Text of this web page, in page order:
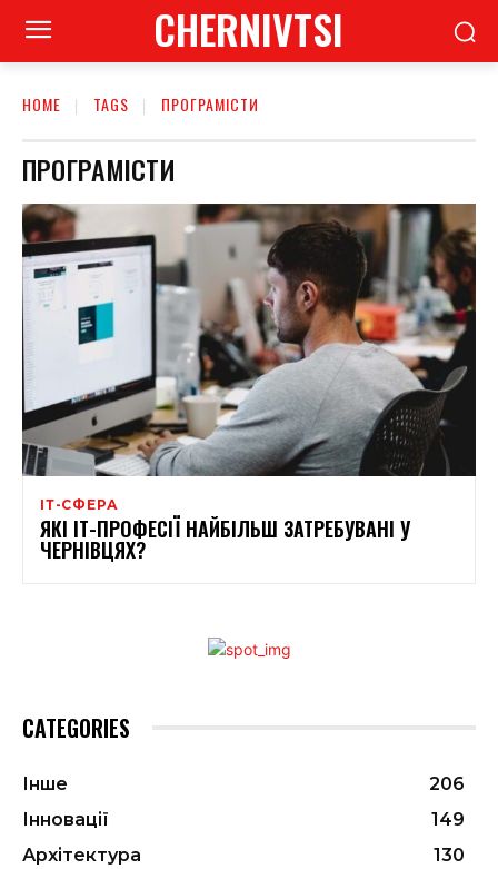
CHERNIVTSI
HOME TAGS ПРОГРАМІСТИ
ПРОГРАМІСТИ
ІТ-СФЕРА
ЯКІ ІТ-ПРОФЕСІЇ НАЙБІЛЬШ ЗАТРЕБУВАНІ У
ЧЕРНІВЦЯХ?
CATEGORIES
Інше
206
Інновації
149
Архітектура
130